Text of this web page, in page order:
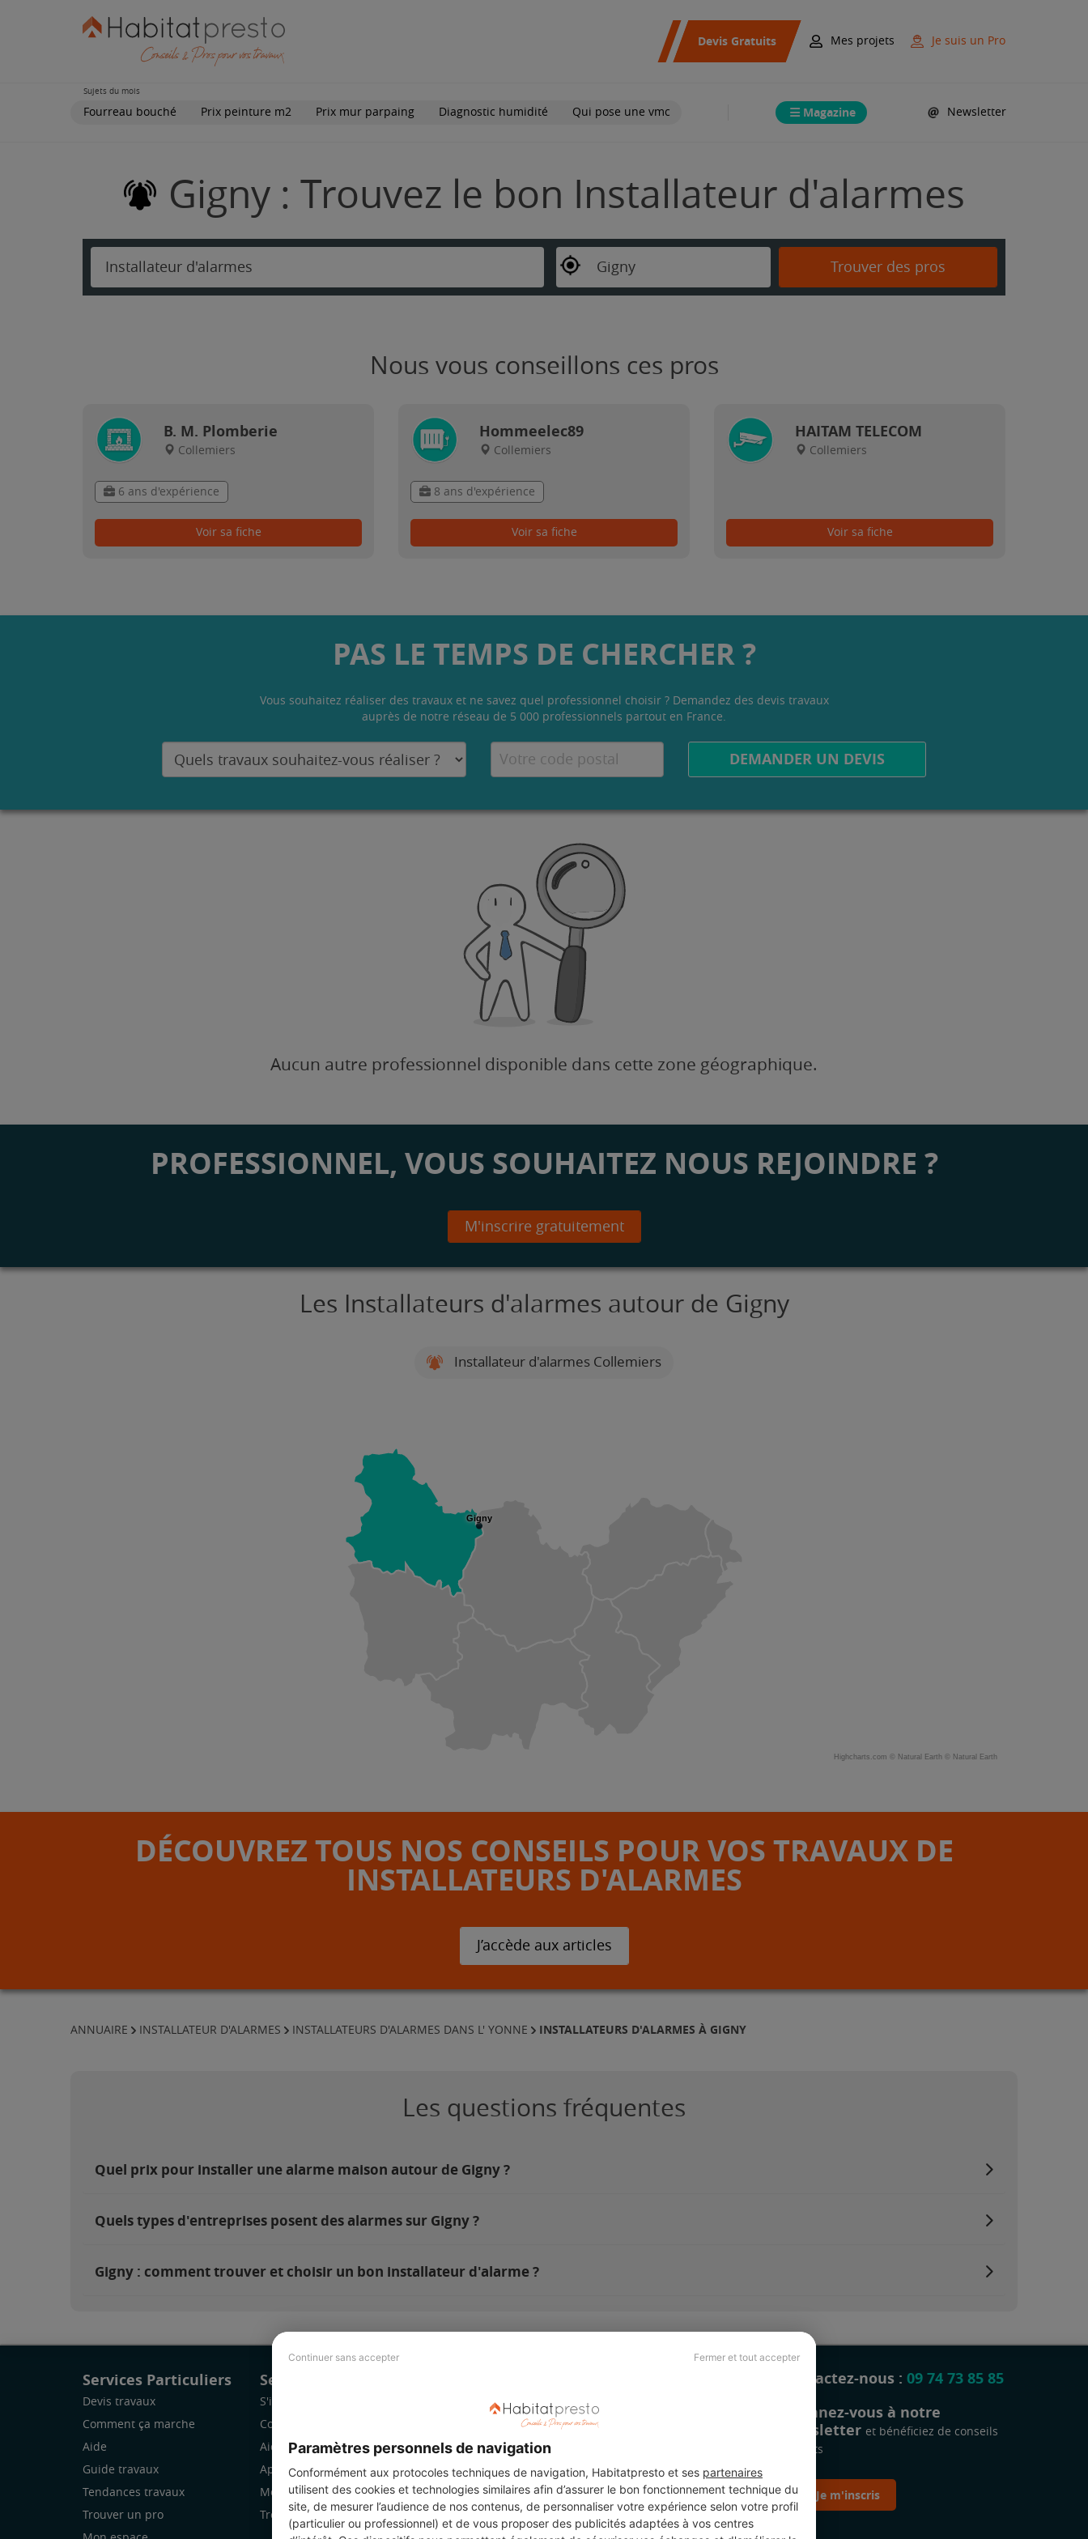
Continuer sans accepter Fermer et tout accepter
Paramètres personnels de navigation
Conformément aux protocoles techniques de navigation, Habitatpresto et ses partenaires
utilisent des cookies et technologies similaires afin d’assurer le bon fonctionnement technique du
site, de mesurer l’audience de nos contenus, de personnaliser votre expérience selon votre profil
(particulier ou professionnel) et de vous proposer des publicités adaptées à vos centres
Devis Gratuits Mes projets Je suis un Pro
Sujets du mois
Fourreau bouché Prix peinture m2 Prix mur parpaing Diagnostic humidité Qui pose une vmc Magazine Newsletter
Gigny : Trouvez le bon Installateur d'alarmes
Installateur d'alarmes Gigny Trouver des pros
Nous vous conseillons ces pros
B. M. Plomberie
Collemiers
6 ans d'expérience
Voir sa fiche
Hommeelec89
Collemiers
8 ans d'expérience
Voir sa fiche
HAITAM TELECOM
Collemiers
Voir sa fiche
PAS LE TEMPS DE CHERCHER ?
Vous souhaitez réaliser des travaux et ne savez quel professionnel choisir ? Demandez des devis travaux
auprès de notre réseau de 5 000 professionnels partout en France.
DEMANDER UN DEVIS
Aucun autre professionnel disponible dans cette zone géographique.
PROFESSIONNEL, VOUS SOUHAITEZ NOUS REJOINDRE ?
M'inscrire gratuitement
Les Installateurs d'alarmes autour de Gigny
Installateur d'alarmes Collemiers
Gigny
Highcharts.com © Natural Earth © Natural Earth
DÉCOUVREZ TOUS NOS CONSEILS POUR VOS TRAVAUX DE
INSTALLATEURS D'ALARMES
J’accède aux articles
ANNUAIRE INSTALLATEUR D'ALARMES INSTALLATEURS D'ALARMES DANS L' YONNE INSTALLATEURS D'ALARMES À GIGNY
Les questions fréquentes
Quel prix pour installer une alarme maison autour de Gigny ?
Quels types d'entreprises posent des alarmes sur Gigny ?
Gigny : comment trouver et choisir un bon installateur d'alarme ?
Services Particuliers
Devis travaux
Comment ça marche
Aide
Guide travaux
Tendances travaux
Trouver un pro
Services Pro
S'inscrire
Comment ça marche
Aide
Application Mobile
Mon espace
Trouver des chantiers
Revue de presse
Légal
Charte cookies
Contactez-nous : 09 74 73 85 85
Abonnez-vous à notre
newsletter et bénéficiez de conseils
gratuits
Je m'inscris